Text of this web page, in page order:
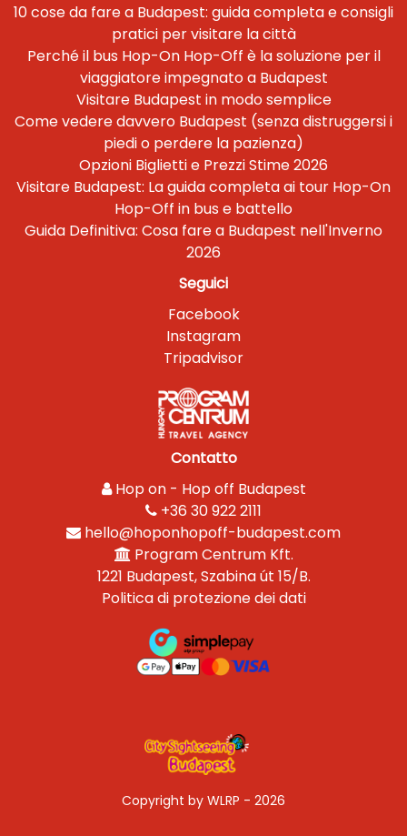
10 cose da fare a Budapest: guida completa e consigli
pratici per visitare la città
Perché il bus Hop-On Hop-Off è la soluzione per il
viaggiatore impegnato a Budapest
Visitare Budapest in modo semplice
Come vedere davvero Budapest (senza distruggersi i
piedi o perdere la pazienza)
Opzioni Biglietti e Prezzi Stime 2026
Visitare Budapest: La guida completa ai tour Hop-On
Hop-Off in bus e battello
Guida Definitiva: Cosa fare a Budapest nell'Inverno
2026
Seguici
Facebook
Instagram
Tripadvisor
Contatto
Hop on - Hop off Budapest
+36 30 922 2111
hello@hoponhopoff-budapest.com
Program Centrum Kft.
1221 Budapest, Szabina út 15/B.
Politica di protezione dei dati
Copyright by WLRP - 2026